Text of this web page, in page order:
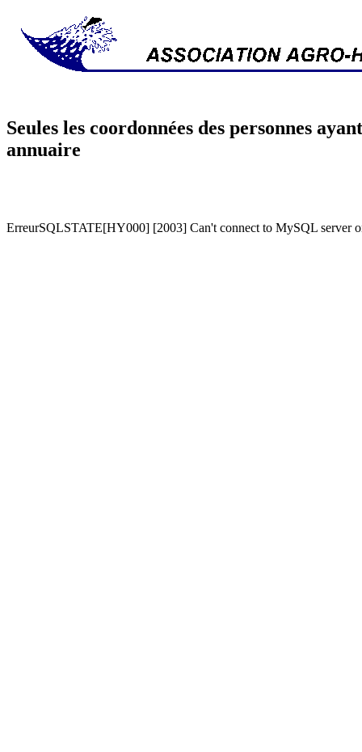
Seules les coordonnées des personnes
annuaire
ErreurSQLSTATE[HY000] [2003] Can't connect to MySQL server